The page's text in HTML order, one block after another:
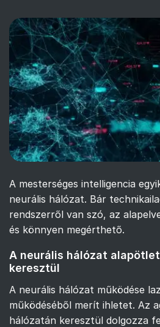
A mesterséges intelligencia
neurális hálózat. Bár
rendszerről van szó, az
és könnyen megérthető.
A neurális hálózat
keresztül
A neurális hálózat működése
működéséből merít ihletet. Az
hálózatán keresztül dolgozza